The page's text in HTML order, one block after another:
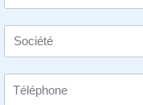
Société